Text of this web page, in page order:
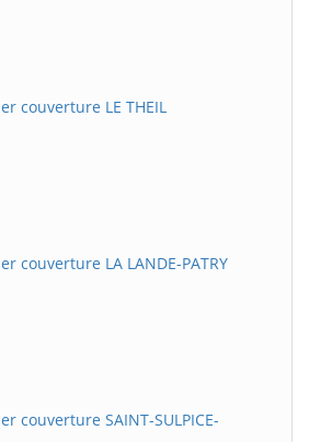
couverture LE THEIL
couverture LA LANDE-PATRY
couverture SAINT-SULPICE-